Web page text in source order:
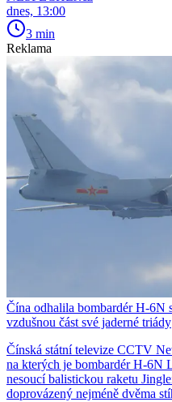
dnes, 13:00
3 min
Reklama
Čína odhalila bombardér H-6N
vzdušnou část své jaderné triády
Čínská státní televize CCTV
na kterých je bombardér H-6N
nesoucí balistickou raketu
doprovázený nejméně dvěma